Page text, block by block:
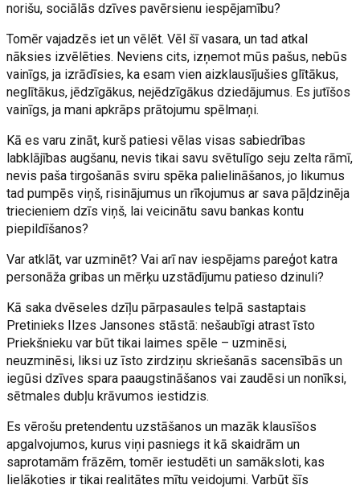
norišu, sociālās dzīves pavērsienu iespējamību?
Tomēr vajadzēs iet un vēlēt. Vēl šī vasara, un tad atkal
nāksies izvēlēties. Neviens cits, izņemot mūs pašus, nebūs
vainīgs, ja izrādīsies, ka esam vien aizklausījušies glītākus,
neglītākus, jēdzīgākus, nejēdzīgākus dziedājumus. Es jutīšos
vainīgs, ja mani apkrāps prātojumu spēlmaņi.
Kā es varu zināt, kurš patiesi vēlas visas sabiedrības
labklājības augšanu, nevis tikai savu svētulīgo seju zelta rāmī,
nevis paša tirgošanās sviru spēka palielināšanos, jo likumus
tad pumpēs viņš, risinājumus un rīkojumus ar sava pāļdzinēja
triecieniem dzīs viņš, lai veicinātu savu bankas kontu
piepildīšanos?
Var atklāt, var uzminēt? Vai arī nav iespējams pareģot katra
personāža gribas un mērķu uzstādījumu patieso dzinuli?
Kā saka dvēseles dzīļu pārpasaules telpā sastaptais
Pretinieks Ilzes Jansones stāstā: nešaubīgi atrast īsto
Priekšnieku var būt tikai laimes spēle – uzminēsi,
neuzminēsi, liksi uz īsto zirdziņu skriešanās sacensībās un
iegūsi dzīves spara paaugstināšanos vai zaudēsi un nonīksi,
sētmales dubļu krāvumos iestidzis.
Es vērošu pretendentu uzstāšanos un mazāk klausīšos
apgalvojumos, kurus viņi pasniegs it kā skaidrām un
saprotamām frāzēm, tomēr iestudēti un samāksloti, kas
lielākoties ir tikai realitātes mītu veidojumi. Varbūt šīs